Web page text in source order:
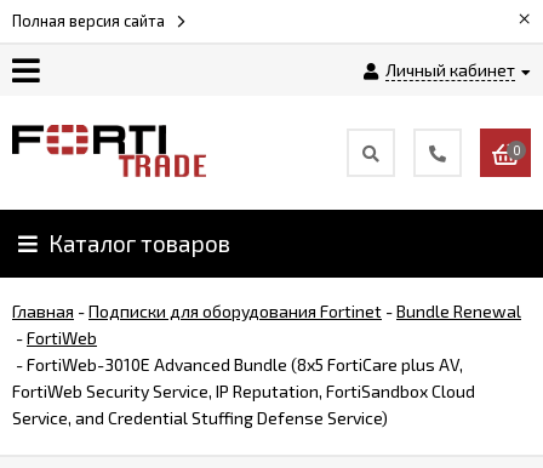
Полная версия сайта ×
Личный кабинет
Как
заказать
Доставка
0
Каталог товаров
Главная -Подписки для оборудования Fortinet -Bundle Renewal
-FortiWeb
-FortiWeb-3010E Advanced Bundle (8x5 FortiCare plus AV,
FortiWeb Security Service, IP Reputation, FortiSandbox Cloud
Service, and Credential Stuffing Defense Service)